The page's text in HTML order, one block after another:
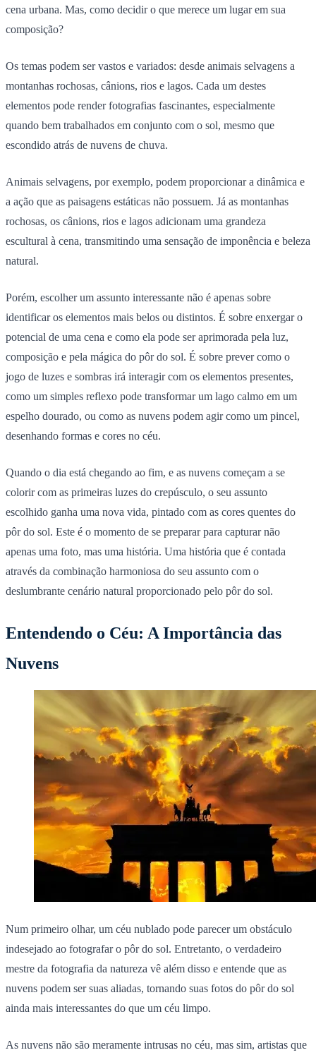
cena urbana. Mas, como decidir o que merece um lugar em sua
composição?
Os temas podem ser vastos e variados: desde animais selvagens a
montanhas rochosas, cânions, rios e lagos. Cada um destes
elementos pode render fotografias fascinantes, especialmente
quando bem trabalhados em conjunto com o sol, mesmo que
escondido atrás de nuvens de chuva.
Animais selvagens, por exemplo, podem proporcionar a dinâmica e
a ação que as paisagens estáticas não possuem. Já as montanhas
rochosas, os cânions, rios e lagos adicionam uma grandeza
escultural à cena, transmitindo uma sensação de imponência e beleza
natural.
Porém, escolher um assunto interessante não é apenas sobre
identificar os elementos mais belos ou distintos. É sobre enxergar o
potencial de uma cena e como ela pode ser aprimorada pela luz,
composição e pela mágica do pôr do sol. É sobre prever como o
jogo de luzes e sombras irá interagir com os elementos presentes,
como um simples reflexo pode transformar um lago calmo em um
espelho dourado, ou como as nuvens podem agir como um pincel,
desenhando formas e cores no céu.
Quando o dia está chegando ao fim, e as nuvens começam a se
colorir com as primeiras luzes do crepúsculo, o seu assunto
escolhido ganha uma nova vida, pintado com as cores quentes do
pôr do sol. Este é o momento de se preparar para capturar não
apenas uma foto, mas uma história. Uma história que é contada
através da combinação harmoniosa do seu assunto com o
deslumbrante cenário natural proporcionado pelo pôr do sol.
Entendendo o Céu: A Importância das
Nuvens
Num primeiro olhar, um céu nublado pode parecer um obstáculo
indesejado ao fotografar o pôr do sol. Entretanto, o verdadeiro
mestre da fotografia da natureza vê além disso e entende que as
nuvens podem ser suas aliadas, tornando suas fotos do pôr do sol
ainda mais interessantes do que um céu limpo.
As nuvens não são meramente intrusas no céu, mas sim, artistas que